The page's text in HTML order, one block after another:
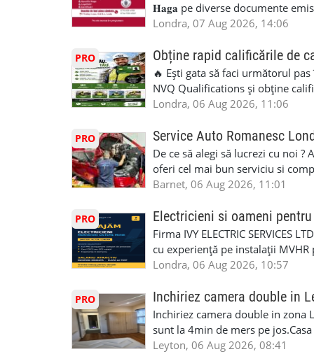
𝐇𝐚𝐠𝐚 pe diverse documente
căsătorie) ♦ 𝐩𝐫𝐨𝐜𝐮𝐫𝐢 ♦
împrumut în România) ♦ 𝐭𝐫𝐚𝐝𝐮𝐜𝐞𝐫𝐢
judiciar din România ♦Certificat
Identificari (ex.ID1) Legal, fără
sâmbăta 🕒 Program: • Luni -
Telefon/WhatsApp: 0792 831
#declaratiidecalatorie
Londra, 07 Aug 2026, 14:06
PRO Obține rapid calificările de
🔥 Ești gata să faci următorul
NVQ Qualifications și obține
Calificări recunoscute în UK ✅
competențele 👷 Indiferent dacă
oficială, noi te ajutăm să alegi
complicații. 💥 Suport real de la
noi oportunități de muncă și de
6RR 🚀 CSCS Colindale – GQA
te astăzi. Construiește-ți viitorul
Londra, 06 Aug 2026, 11:06
PRO Service Auto Romanesc
De ce să alegi să lucrezi cu noi
oferi cel mai bun serviciu si
alegerea ideală: Personal
Auto. Indiferent de situație,
repara in scurt timp si eficient
garaj auto care ofera orice tip de
Lucram cu Toate Garantiile si
iTP/MOT Masini Mici si Vanuri
Accident Management, Preluam
Masina la Schimb. ✅ Distributii
Geometrie Profesionala Roti
Explicatii. ✅ Suntem foarte buni
Barnet, 06 Aug 2026, 11:01
PRO Electricieni si oameni
Firma IVY ELECTRIC SERVICES
cu experiență pe instalații
obligatorii: 🔹 Full PPE
lucru constant ✅ Echipă
detalii și programare, trimiteți
Londra, 06 Aug 2026, 10:57
PRO Inchiriez camera double in
Inchiriez camera double in zona
sunt la 4min de mers pe
incluse.Cautam o persoana sau
Leyton, 06 Aug 2026, 08:41